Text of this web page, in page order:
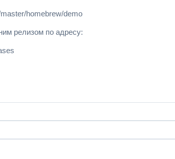
homebrew/demo
релизом по адресу: